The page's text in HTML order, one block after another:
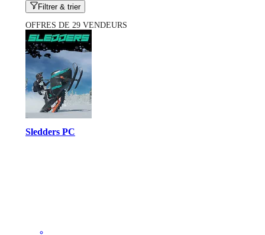
Filtrer & trier
OFFRES DE 29 VENDEURS
Sledders PC